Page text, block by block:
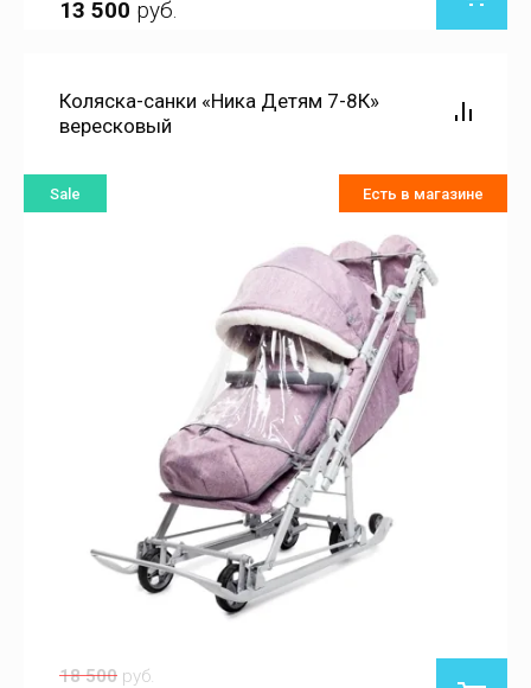
13 500 руб.
Sale Есть в магазине
Коляска-санки «Ника Детям 7-8К»
вересковый
18 500 руб.